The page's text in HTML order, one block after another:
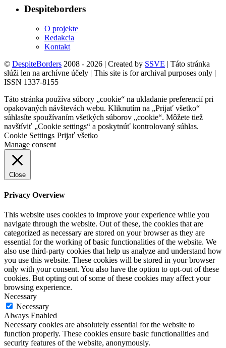
Despiteborders
O projekte
Redakcia
Kontakt
© DespiteBorders 2008 - 2026 | Created by SSVE | Táto stránka
slúži len na archívne účely | This site is for archival purposes only |
ISSN 1337-8155
Táto stránka používa súbory „cookie“ na ukladanie preferencií pri
opakovaných návštevách webu. Kliknutím na „Prijať všetko“
súhlasíte spoužívaním všetkých súborov „cookie“. Môžete tiež
navštíviť „Cookie settings“ a poskytnúť kontrolovaný súhlas.
Cookie Settings Prijať všetko
Manage consent
Close
Privacy Overview
This website uses cookies to improve your experience while you
navigate through the website. Out of these, the cookies that are
categorized as necessary are stored on your browser as they are
essential for the working of basic functionalities of the website. We
also use third-party cookies that help us analyze and understand how
you use this website. These cookies will be stored in your browser
only with your consent. You also have the option to opt-out of these
cookies. But opting out of some of these cookies may affect your
browsing experience.
Necessary
Necessary
Always Enabled
Necessary cookies are absolutely essential for the website to
function properly. These cookies ensure basic functionalities and
security features of the website, anonymously.